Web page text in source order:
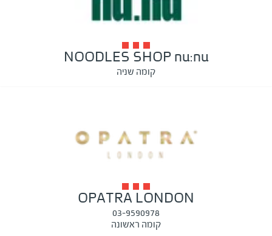
NOODLES SHOP nu:nu
קומה שניה
OPATRA LONDON
03-9590978
קומה ראשונה